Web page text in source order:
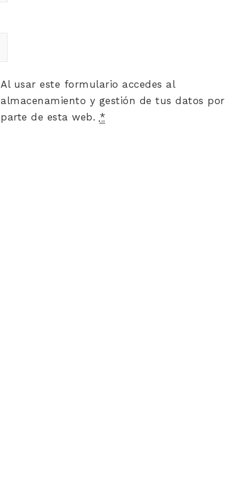
Al usar este formulario accedes al
almacenamiento y gestión de tus datos por
parte de esta web. *